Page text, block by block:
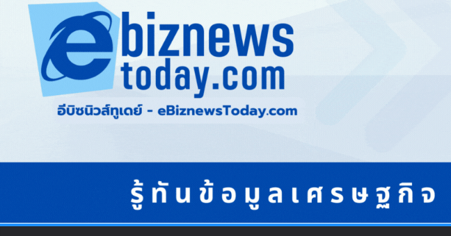
ภาครัฐ-เอกชนจับมือสัมมนาใหญ่ ยกระดับอุตสาหกรรมเซรามิกไทย
สู่สากล พร้อมชวนผู้ประกอบไทยร่วมงาน “Ceramics Vietnam &
Stone Vietnam 2026”